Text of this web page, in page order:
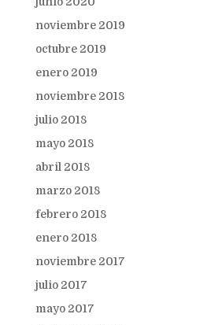
noviembre 2019
octubre 2019
enero 2019
noviembre 2018
julio 2018
mayo 2018
abril 2018
marzo 2018
febrero 2018
enero 2018
noviembre 2017
julio 2017
mayo 2017